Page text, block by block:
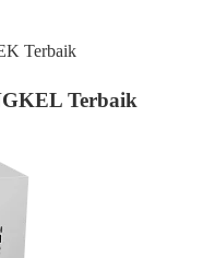
Terbaik
Terbaik